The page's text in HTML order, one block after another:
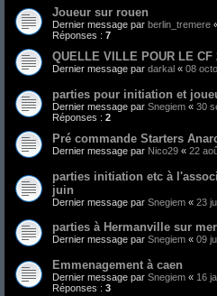
Joueur sur rouen
Dernier message par berlin_tremere
Réponses : 7
QUELLE VILLE POUR LE CF
Dernier message par darkal « 08
parties pour initiation et
Dernier message par Snegiem « 30
Réponses : 2
Pré commande Starters
Dernier message par Nico29 « 22
parties initiation etc à
juin
Dernier message par Snegiem « 23
parties à Hermanville sur
Dernier message par Snegiem « 09
Emmenagement à caen
Dernier message par Snegiem « 16
Réponses : 3